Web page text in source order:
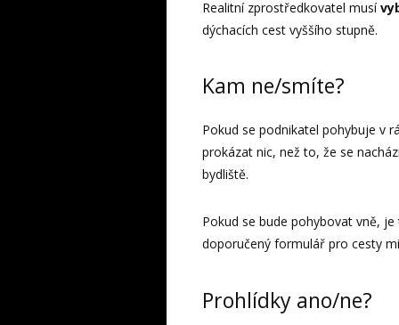
Realitní zprostředkovatel musí
dýchacích cest vyššího stupně.
Kam ne/smíte?
Pokud se podnikatel pohybuje v
prokázat nic, než to, že se
bydliště.
Pokud se bude pohybovat vně,
doporučený formulář pro cesty
Prohlídky ano/ne?